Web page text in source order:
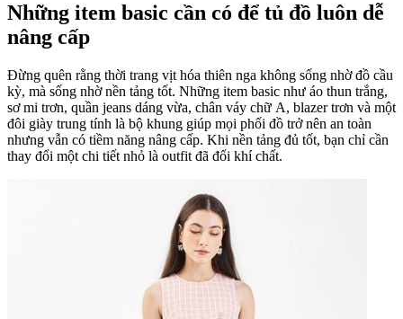
Những item basic cần có để tủ đồ luôn dễ
nâng cấp
Đừng quên rằng thời trang vịt hóa thiên nga không sống nhờ đồ cầu
kỳ, mà sống nhờ nền tảng tốt. Những item basic như áo thun trắng,
sơ mi trơn, quần jeans dáng vừa, chân váy chữ A, blazer trơn và một
đôi giày trung tính là bộ khung giúp mọi phối đồ trở nên an toàn
nhưng vẫn có tiềm năng nâng cấp. Khi nền tảng đủ tốt, bạn chỉ cần
thay đổi một chi tiết nhỏ là outfit đã đổi khí chất.